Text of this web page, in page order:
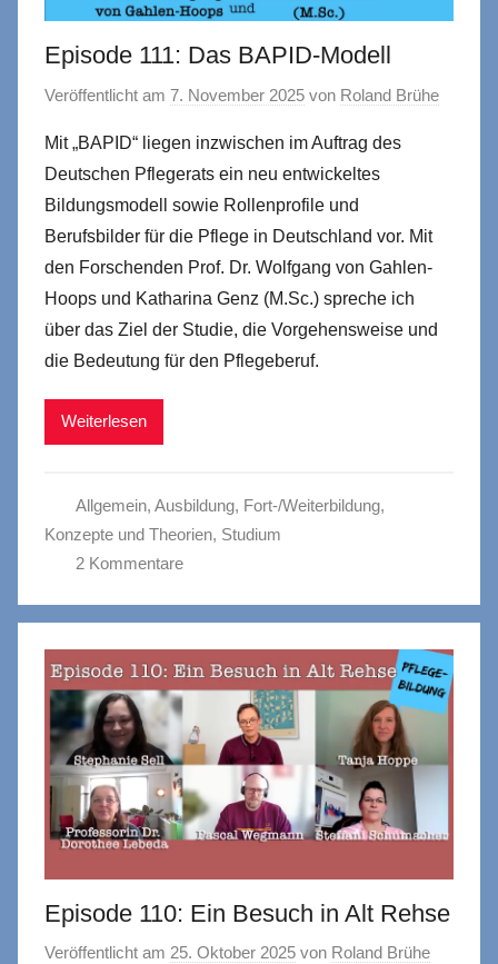
Episode 111: Das BAPID-Modell
Veröffentlicht am 7. November 2025 von Roland Brühe
Mit „BAPID“ liegen inzwischen im Auftrag des
Deutschen Pflegerats ein neu entwickeltes
Bildungsmodell sowie Rollenprofile und
Berufsbilder für die Pflege in Deutschland vor. Mit
den Forschenden Prof. Dr. Wolfgang von Gahlen-
Hoops und Katharina Genz (M.Sc.) spreche ich
über das Ziel der Studie, die Vorgehensweise und
die Bedeutung für den Pflegeberuf.
Weiterlesen
Allgemein, Ausbildung, Fort-/Weiterbildung,
Konzepte und Theorien, Studium
2 Kommentare
Episode 110: Ein Besuch in Alt Rehse
Veröffentlicht am 25. Oktober 2025 von Roland Brühe